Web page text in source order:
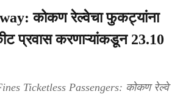
कोकण रेल्वेचा फुकट्यांना
प्रवास करणाऱ्यांकडून 23.10
Ticketless Passengers: कोकण रेल्वे